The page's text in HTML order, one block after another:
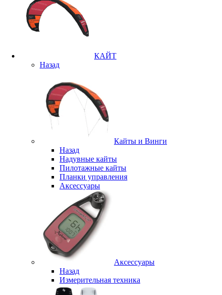
КАЙТ
Назад
Кайты и Винги
Назад
Надувные кайты
Пилотажные кайты
Планки управления
Аксессуары
Аксессуары
Назад
Измерительная техника